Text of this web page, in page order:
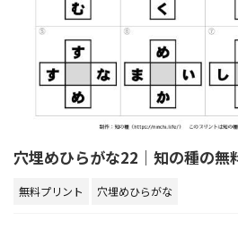
穴埋めひらがな22｜知の種の無
無料プリント 穴埋めひらがな